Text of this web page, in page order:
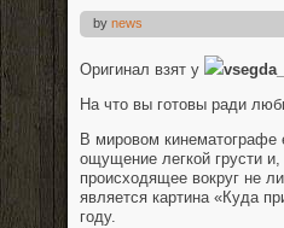
by news
Оригинал взят у
На что вы готовы ради
В мировом кинематографе
ощущение легкой грусти
происходящее вокруг не
является картина «Куда
году.